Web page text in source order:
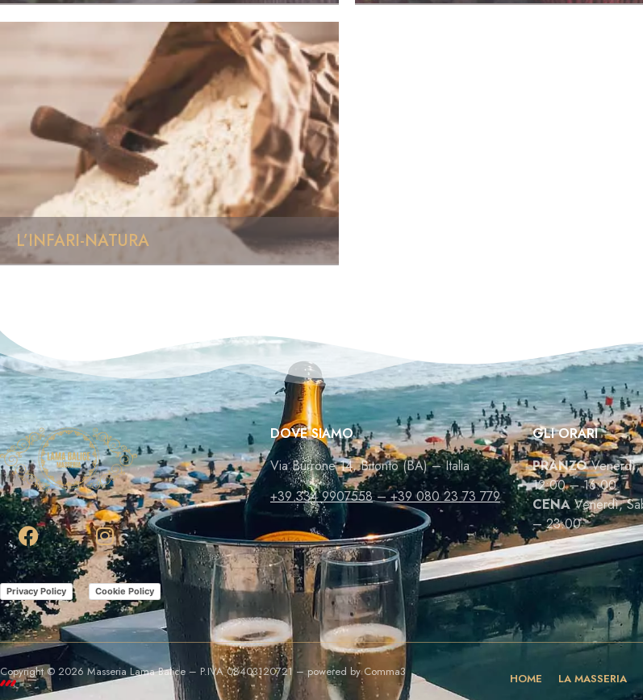
L’INFARI-NATURA
Privacy Policy Cookie Policy
DOVE SIAMO
Via Burrone 14, Bitonto (BA) – Italia
+39 334 9907558–+39 080 23 73 779
GLI ORARI
PRANZOVenerdì,
12:00 – 16:00
CENAVenerdì,
– 23:00
Copyright © 2026 Masseria Lama Balice – P.IVA 08403120721 – powered byComma3 HOME LA MASSERIA